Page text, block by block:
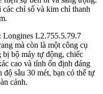
chỉ số và kim chỉ thanh
Longines L2.755.5.79.7
mà còn là một công cụ
bộ máy tự động, chiếc
cao và tính ổn định đáng
sâu 30 mét, bạn có thể tự
cảnh.